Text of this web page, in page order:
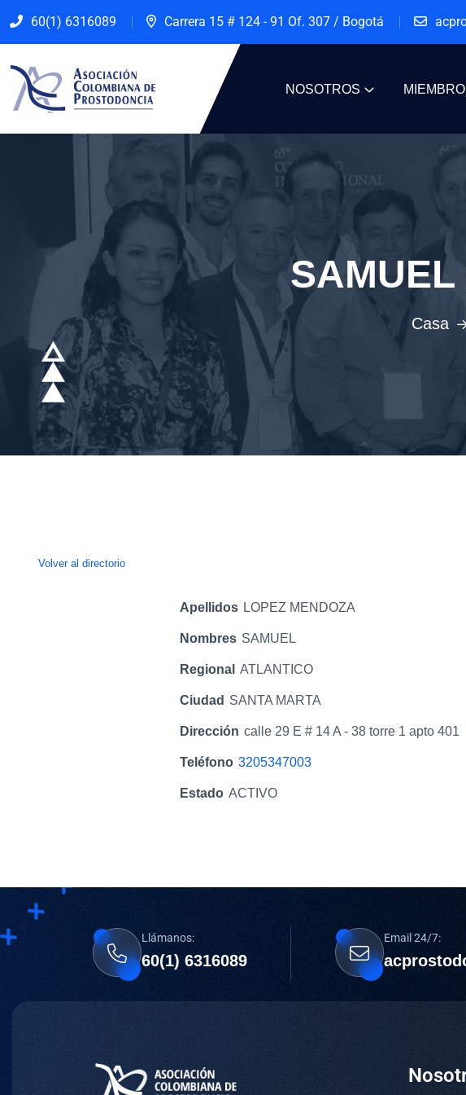
60(1) 6316089 Carrera 15 # 124 - 91 Of. 307 / Bogotá
NOSOTROS
SAMUEL
Casa
Volver al directorio
Apellidos LOPEZ MENDOZA
Nombres SAMUEL
Regional ATLANTICO
Ciudad SANTA MARTA
Dirección calle 29 E # 14 A - 38 torre 1 apto 401
Teléfono 3205347003
Estado ACTIVO
Llámanos:
60(1) 6316089
Email 24/7: